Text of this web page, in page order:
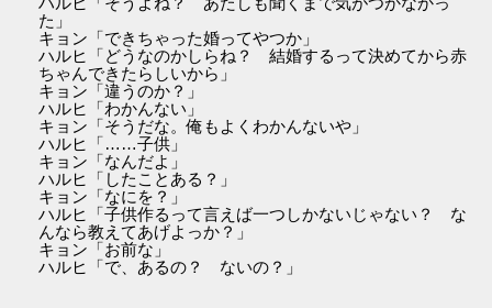
た」
キョン「できちゃった婚ってやつか」
ハルヒ「どうなのかしらね？ 結婚するって決めてから赤
ちゃんできたらしいから」
キョン「違うのか？」
ハルヒ「わかんない」
キョン「そうだな。俺もよくわかんないや」
ハルヒ「……子供」
キョン「なんだよ」
ハルヒ「したことある？」
キョン「なにを？」
ハルヒ「子供作るって言えば一つしかないじゃない？ な
んなら教えてあげよっか？」
キョン「お前な」
ハルヒ「で、あるの？ ないの？」